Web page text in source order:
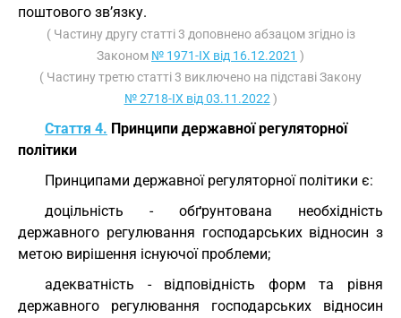
поштового зв’язку.
( Частину другу статті 3 доповнено абзацом згідно із
Законом № 1971-IX від 16.12.2021 )
( Частину третю статті 3 виключено на підставі Закону
№ 2718-IX від 03.11.2022 )
Стаття 4. Принципи державної регуляторної
політики
Принципами державної регуляторної політики є:
доцільність - обґрунтована необхідність
державного регулювання господарських відносин з
метою вирішення існуючої проблеми;
адекватність - відповідність форм та рівня
державного регулювання господарських відносин